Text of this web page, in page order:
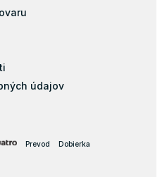
údajov
Prevod Dobierka